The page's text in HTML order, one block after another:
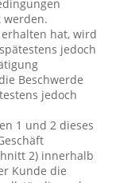
werden.
erhalten hat, wird
jedoch
Beschwerde
jedoch
1 und 2 dieses
2) innerhalb
Kunde die